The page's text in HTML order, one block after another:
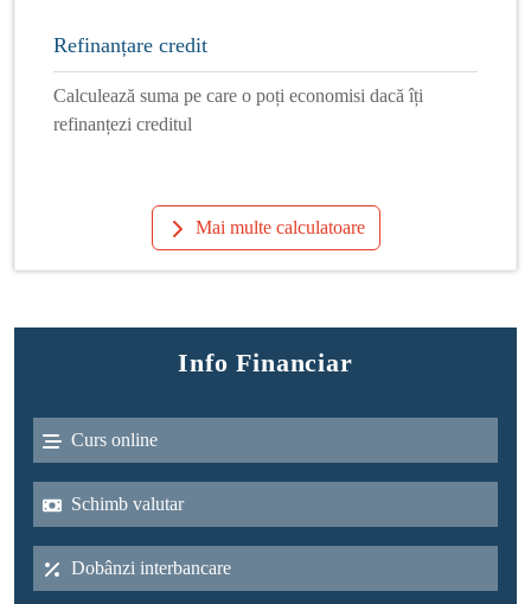
Refinanțare credit
Calculează suma pe care o poți economisi dacă îți
refinanțezi creditul
Mai multe calculatoare
Info Financiar
Curs online
Schimb valutar
Dobânzi interbancare